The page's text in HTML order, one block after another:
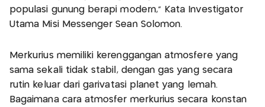
populasi gunung berapi modern," Kata Investigator
Utama Misi Messenger Sean Solomon.
Merkurius memiliki kerenggangan atmosfere yang
sama sekali tidak stabil, dengan gas yang secara
rutin keluar dari garivatasi planet yang lemah.
Bagaimana cara atmosfer merkurius secara konstan